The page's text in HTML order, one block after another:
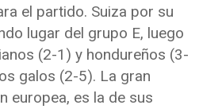
el partido. Suiza por su
lugar del grupo E, luego
(2-1) y hondureños (3-
galos (2-5). La gran
europea, es la de sus